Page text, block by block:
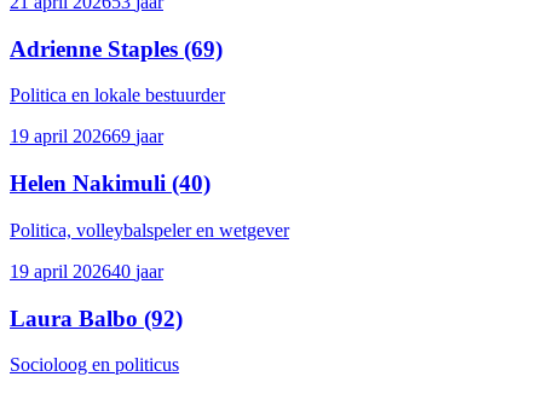
Adrienne Staples (69)
Politica en lokale bestuurder
19 april 202669 jaar
Helen Nakimuli (40)
Politica, volleybalspeler en wetgever
19 april 202640 jaar
Laura Balbo (92)
Socioloog en politicus